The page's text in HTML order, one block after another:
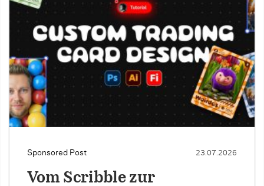
Sponsored Post 23.07.2026
Vom Scribble zur